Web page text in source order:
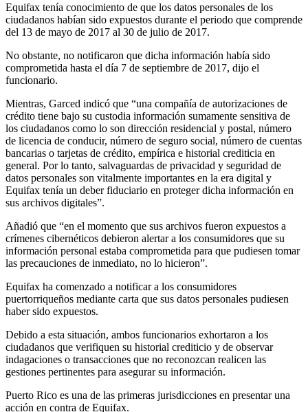
Equifax tenía conocimiento de que los datos personales de los
ciudadanos habían sido expuestos durante el periodo que comprende
del 13 de mayo de 2017 al 30 de julio de 2017.
No obstante, no notificaron que dicha información había sido
comprometida hasta el día 7 de septiembre de 2017, dijo el
funcionario.
Mientras, Garced indicó que “una compañía de autorizaciones de
crédito tiene bajo su custodia información sumamente sensitiva de
los ciudadanos como lo son dirección residencial y postal, número
de licencia de conducir, número de seguro social, número de cuentas
bancarias o tarjetas de crédito, empírica e historial crediticia en
general. Por lo tanto, salvaguardas de privacidad y seguridad de
datos personales son vitalmente importantes en la era digital y
Equifax tenía un deber fiduciario en proteger dicha información en
sus archivos digitales”.
Añadió que “en el momento que sus archivos fueron expuestos a
crímenes cibernéticos debieron alertar a los consumidores que su
información personal estaba comprometida para que pudiesen tomar
las precauciones de inmediato, no lo hicieron”.
Equifax ha comenzado a notificar a los consumidores
puertorriqueños mediante carta que sus datos personales pudiesen
haber sido expuestos.
Debido a esta situación, ambos funcionarios exhortaron a los
ciudadanos que verifiquen su historial crediticio y de observar
indagaciones o transacciones que no reconozcan realicen las
gestiones pertinentes para asegurar su información.
Puerto Rico es una de las primeras jurisdicciones en presentar una
acción en contra de Equifax.